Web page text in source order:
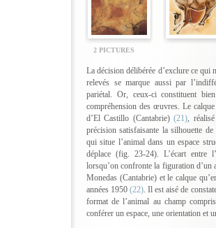
2 PICTURES
La décision délibérée d’exclure ce qui
relevés se marque aussi par
pariétal. Or, ceux-ci constituent
compréhension des œuvres. Le
d’El Castillo (Cantabrie)(21),
précision satisfaisante la silhouette
qui situe l’animal dans un espace
déplace (fig. 23-24). L’écart entre
lorsqu’on confronte la figuration d’un
Monedas (Cantabrie) et le calque
années 1950 (22). Il est aisé de
format de l’animal au champ
conférer un espace, une orientation et